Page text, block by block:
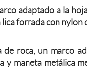
adaptado a la
forrada con nylon
de roca, un marco
y maneta metálica